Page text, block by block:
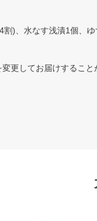
)、水なす浅漬1個、
更してお届けすること